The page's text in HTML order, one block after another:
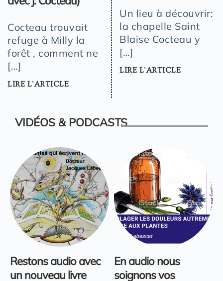
Cocteau trouvait
refuge à Milly la
forêt , comment ne
[…]
LIRE L'ARTICLE
Un lieu à découvrir:
la chapelle Saint
Blaise Cocteau y
[…]
LIRE L'ARTICLE
VIDÉOS & PODCASTS
Restons audio avec
un nouveau livre
En audio nous
soignons vos